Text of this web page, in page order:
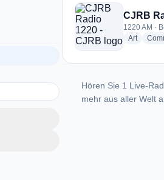
CJRB
1220 AM ·
Artradio
Hören Sie 1 Live-
mehr aus aller Welt